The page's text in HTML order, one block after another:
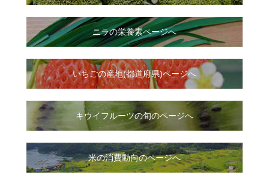
ニラの栄養素ページへ
いちごの産地(都道府県)ページへ
キウイフルーツの旬のページへ
米の消費動向のページへ